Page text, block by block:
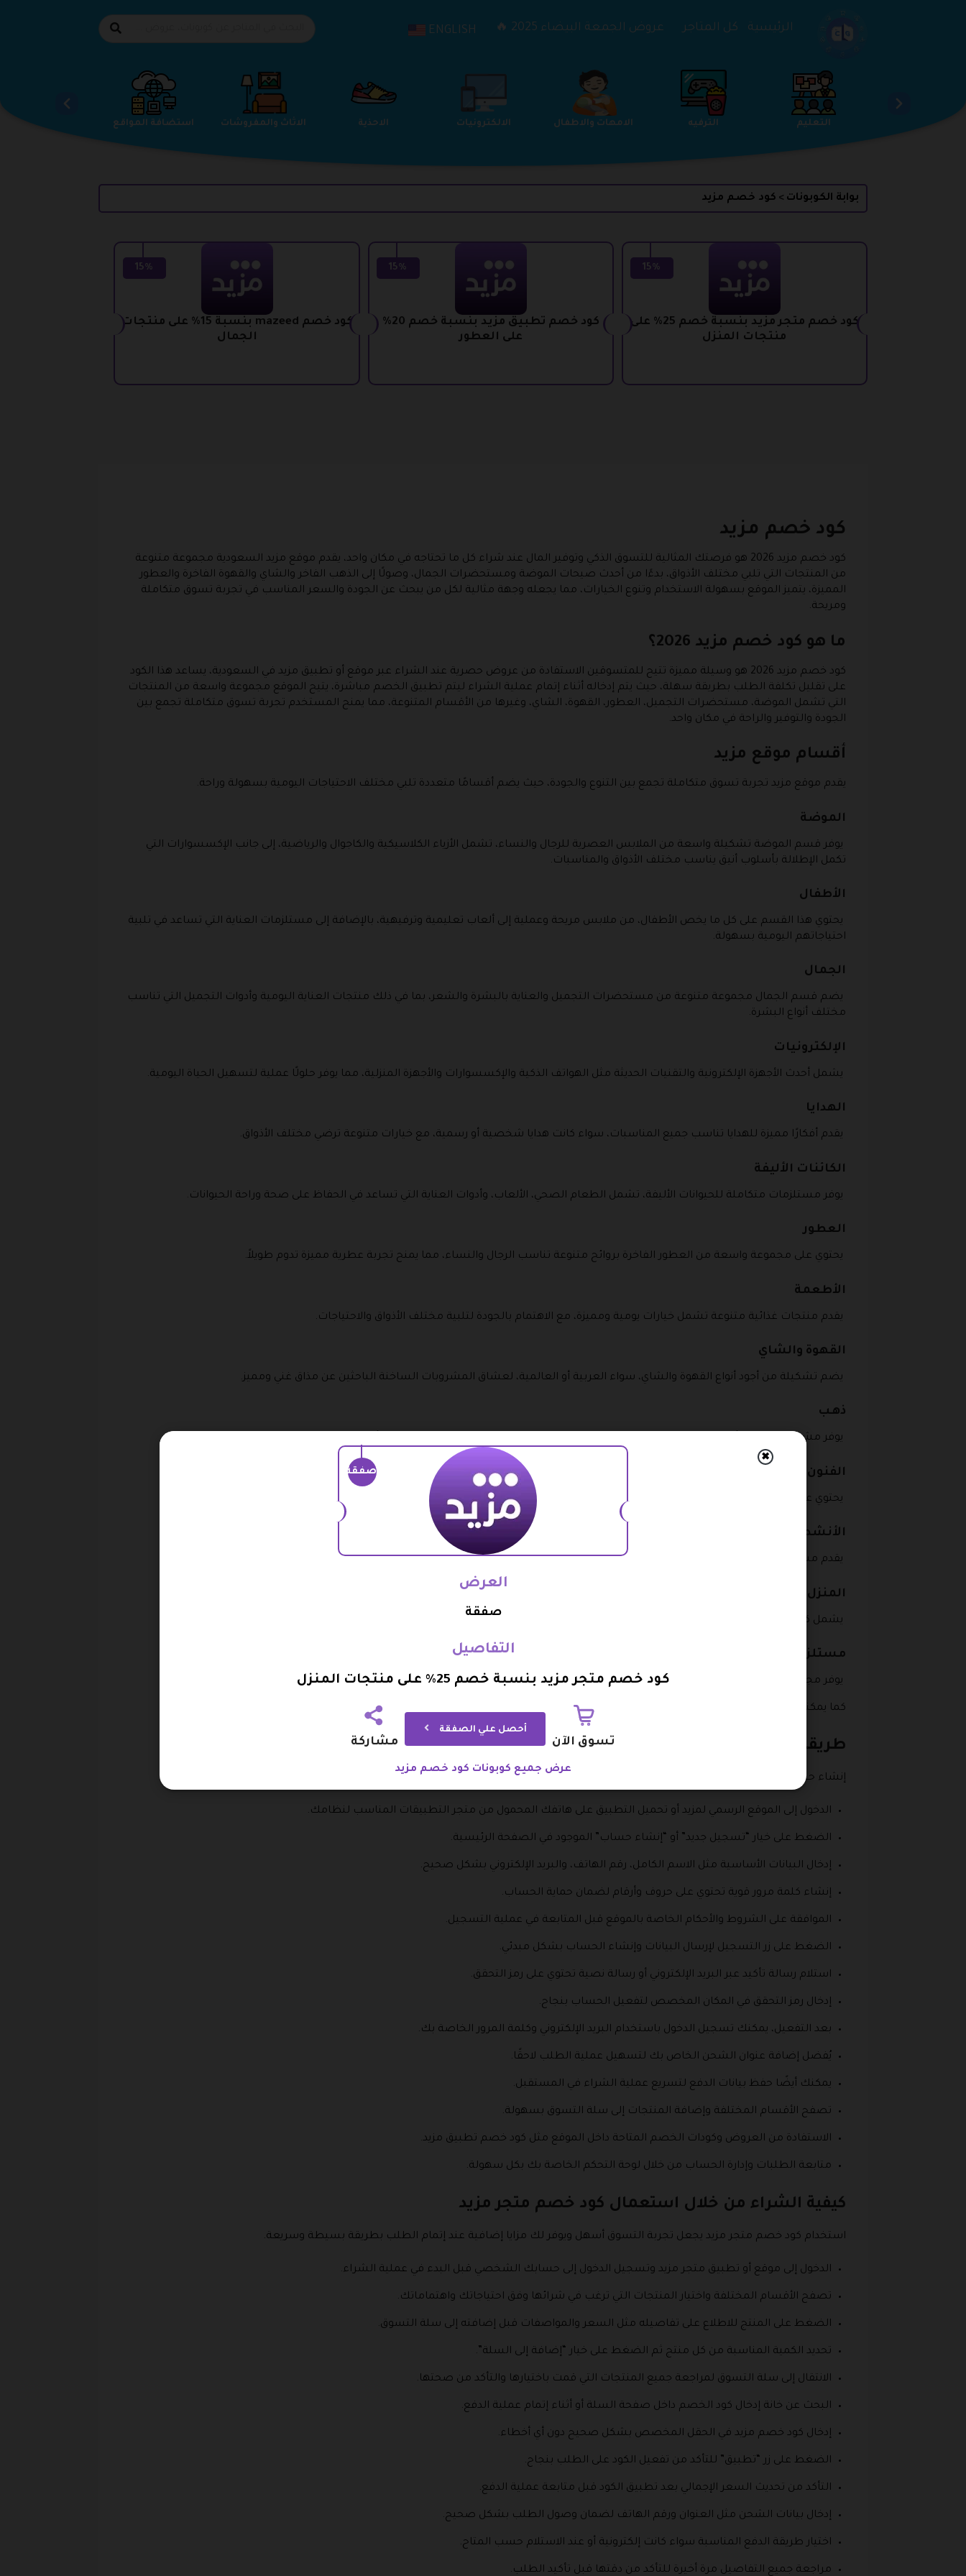
الرئيسية كل المتاجر عروض الجمعة البيضاء 2025 🔥 ENGLISH
استضافة المواقع الاثاث والمفروشات الاحذية الالكترونيات الامهات والاطفال الترفيه التعليم الجمال والعناية الخدمات
بوابة الكوبونات > كود خصم مزيد
15%
كود خصم متجر مزيد بنسبة خصم 25% على
منتجات المنزل
15%
كود خصم تطبيق مزيد بنسبة خصم 20%
على العطور
15%
كود خصم mazeed بنسبة 15% على منتجات
الجمال
كود خصم مزيد
كود خصم مزيد 2026 هو فرصتك المثالية للتسوق الذكي وتوفير المال عند شراء كل ما تحتاجه في مكان واحد، يقدم موقع مزيد السعودية مجموعة متنوعة
من المنتجات التي تلبي مختلف الأذواق، بدءًا من أحدث صيحات الموضة ومستحضرات الجمال، وصولًا إلى الذهب الفاخر والشاي والقهوة الفاخرة والعطور
المميزة، يتميز الموقع بسهولة الاستخدام وتنوع الخيارات، مما يجعله وجهة مثالية لكل من يبحث عن الجودة والسعر المناسب في تجربة تسوق متكاملة
ومريحة.
ما هو كود خصم مزيد 2026؟
كود خصم مزيد 2026 هو وسيلة مميزة تتيح للمتسوقين الاستفادة من عروض حصرية عند الشراء عبر موقع أو تطبيق مزيد في السعودية، يساعد هذا الكود
على تقليل تكلفة الطلب بطريقة سهلة، حيث يتم إدخاله أثناء إتمام عملية الشراء ليتم تطبيق الخصم مباشرة، يتيح الموقع مجموعة واسعة من المنتجات
التي تشمل الموضة، مستحضرات التجميل، العطور، القهوة، الشاي، وغيرها من الأقسام المتنوعة، مما يمنح المستخدم تجربة تسوق متكاملة تجمع بين
الجودة والتوفير والراحة في مكان واحد.
أقسام موقع مزيد
يقدم موقع مزيد تجربة تسوق متكاملة تجمع بين التنوع والجودة، حيث يضم أقسامًا متعددة تلبي مختلف الاحتياجات اليومية بسهولة وراحة.
الموضة
يوفر قسم الموضة تشكيلة واسعة من الملابس العصرية للرجال والنساء، تشمل الأزياء الكلاسيكية والكاجوال والرياضية، إلى جانب الإكسسوارات التي
تكمل الإطلالة بأسلوب أنيق يناسب مختلف الأذواق والمناسبات.
الأطفال
يحتوي هذا القسم على كل ما يخص الأطفال، من ملابس مريحة وعملية إلى ألعاب تعليمية وترفيهية، بالإضافة إلى مستلزمات العناية التي تساعد في تلبية
احتياجاتهم اليومية بسهولة.
الجمال
يضم قسم الجمال مجموعة متنوعة من مستحضرات التجميل والعناية بالبشرة والشعر، بما في ذلك منتجات العناية اليومية وأدوات التجميل التي تناسب
مختلف أنواع البشرة.
الإلكترونيات
يشمل أحدث الأجهزة الإلكترونية والتقنيات الحديثة مثل الهواتف الذكية والإكسسوارات والأجهزة المنزلية، مما يوفر حلولًا عملية لتسهيل الحياة اليومية.
الهدايا
يقدم أفكارًا مميزة للهدايا تناسب جميع المناسبات، سواء كانت هدايا شخصية أو رسمية، مع خيارات متنوعة ترضي مختلف الأذواق.
الكائنات الأليفة
يوفر مستلزمات متكاملة للحيوانات الأليفة، تشمل الطعام الصحي، الألعاب، وأدوات العناية التي تساعد في الحفاظ على صحة وراحة الحيوانات.
العطور
يحتوي على مجموعة واسعة من العطور الفاخرة بروائح متنوعة تناسب الرجال والنساء، مما يمنح تجربة عطرية مميزة تدوم طويلاً.
الأطعمة
يقدم منتجات غذائية متنوعة تشمل خيارات يومية ومميزة، مع الاهتمام بالجودة لتلبية مختلف الأذواق والاحتياجات.
القهوة والشاي
يضم تشكيلة من أجود أنواع القهوة والشاي، سواء العربية أو العالمية، لعشاق المشروبات الساخنة الباحثين عن مذاق غني ومميز.
ذهـب
يوفر مشغولات ذهبية أنيقة بتصاميم متنوعة تناسب جميع المناسبات، سواء للاستخدام الشخصي أو كهدية قيمة.
الفنون
يحتوي على أدوات ومنتجات فنية تلبي احتياجات المبدعين، من الرسم إلى الحرف اليدوية، مما يشجع على الابتكار والتعبير الفني.
الأنشطة
يقدم مستلزمات الأنشطة الترفيهية والرياضية التي تناسب مختلف الأعمار، مما يساعد على قضاء أوقات ممتعة ومفيدة.
المنزل
يشمل كل ما تحتاجه لتجهيز منزلك، من أدوات المطبخ إلى الديكور، مع خيارات تجمع بين العملية والأناقة.
مستلزمات المركبات
يوفر مجموعة من الإكسسوارات والأدوات الخاصة بالمركبات، التي تساعد في الحفاظ عليها وتحسين أدائها ومظهرها.
كما يمكنك الإطلاع على
طريقة عمل حساب على موقع مزيد
إنشاء حساب على موقع مزيد خطوة بسيطة تتيح لك الاستفادة من العروض والتسوق بسهولة وسرعة وأمان تام.
الدخول إلى الموقع الرسمي لمزيد أو تحميل التطبيق على هاتفك المحمول من متجر التطبيقات المناسب لنظامك.
الضغط على خيار “تسجيل جديد” أو “إنشاء حساب” الموجود في الصفحة الرئيسية.
إدخال البيانات الأساسية مثل الاسم الكامل، رقم الهاتف، والبريد الإلكتروني بشكل صحيح.
إنشاء كلمة مرور قوية تحتوي على حروف وأرقام لضمان حماية الحساب.
الموافقة على الشروط والأحكام الخاصة بالموقع قبل المتابعة في عملية التسجيل.
الضغط على زر التسجيل لإرسال البيانات وإنشاء الحساب بشكل مبدئي.
استلام رسالة تأكيد عبر البريد الإلكتروني أو رسالة نصية تحتوي على رمز التحقق.
إدخال رمز التحقق في المكان المخصص لتفعيل الحساب بنجاح.
بعد التفعيل، يمكنك تسجيل الدخول باستخدام البريد الإلكتروني وكلمة المرور الخاصة بك.
يُفضل إضافة عنوان الشحن الخاص بك لتسهيل عملية الطلب لاحقًا.
يمكنك أيضًا حفظ بيانات الدفع لتسريع عملية الشراء في المستقبل.
تصفح الأقسام المختلفة وإضافة المنتجات إلى سلة التسوق بسهولة.
الاستفادة من العروض وكودات الخصم المتاحة داخل الموقع مثل كود خصم تطبيق مزيد.
متابعة الطلبات وإدارة الحساب من خلال لوحة التحكم الخاصة بك بكل سهولة.
كيفية الشراء من خلال استعمال كود خصم متجر مزيد
استخدام كود خصم متجر مزيد يجعل تجربة التسوق أسهل ويوفر لك مزايا إضافية عند إتمام الطلب بطريقة بسيطة وسريعة.
الدخول إلى موقع أو تطبيق متجر مزيد وتسجيل الدخول إلى حسابك الشخصي قبل البدء في عملية الشراء.
تصفح الأقسام المختلفة واختيار المنتجات التي ترغب في شرائها وفق احتياجاتك واهتماماتك.
الضغط على المنتج للاطلاع على تفاصيله مثل السعر والمواصفات قبل إضافته إلى سلة التسوق.
تحديد الكمية المناسبة من كل منتج ثم الضغط على خيار “إضافة إلى السلة”.
الانتقال إلى سلة التسوق لمراجعة جميع المنتجات التي قمت باختيارها والتأكد من صحتها.
البحث عن خانة إدخال كود الخصم داخل صفحة السلة أو أثناء إتمام عملية الدفع.
إدخال كود خصم مزيد في الحقل المخصص بشكل صحيح دون أي أخطاء.
الضغط على زر “تطبيق” للتأكد من تفعيل الكود على الطلب بنجاح.
التأكد من تحديث السعر الإجمالي بعد تطبيق الكود قبل متابعة عملية الدفع.
إدخال بيانات الشحن مثل العنوان ورقم الهاتف لضمان وصول الطلب بشكل صحيح.
اختيار طريقة الدفع المناسبة سواء كانت إلكترونية أو عند الاستلام حسب المتاح.
مراجعة جميع التفاصيل مرة أخيرة للتأكد من دقتها قبل تأكيد الطلب.
صفقة
✖
العرض
صفقة
التفاصيل
كود خصم متجر مزيد بنسبة خصم 25% على منتجات المنزل
تسوق الآن
أحصل علي الصفقة
مشاركة
عرض جميع كوبونات كود خصم مزيد